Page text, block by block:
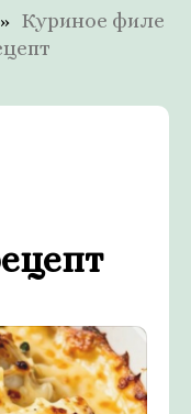
Куриное филе